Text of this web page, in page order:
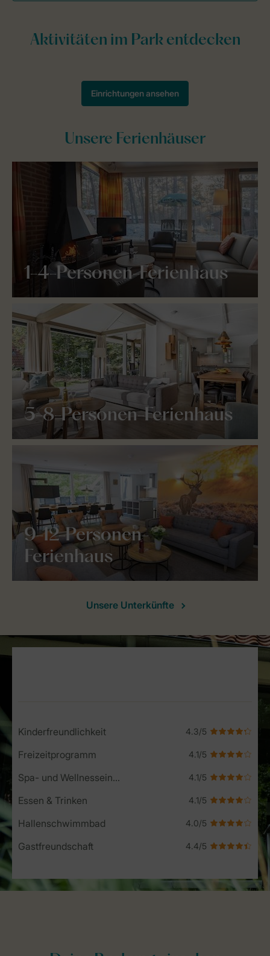
Unsere Ferienhäuser
1-4-Personen-Ferienhaus
5-8-Personen-Ferienhaus
9-12-Personen-
Ferienhaus
Unsere Unterkünfte
Kinderfreundlichkeit
Freizeitprogramm
Spa- und Wellnesseinrichtungen
Essen & Trinken
Hallenschwimmbad
Gastfreundschaft